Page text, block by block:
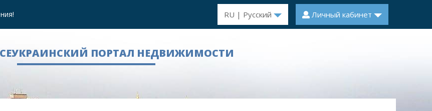
RU | Русский Личный кабинет
ВСЕУКРАИНСКИЙ ПОРТАЛ НЕДВИЖИМОСТИ